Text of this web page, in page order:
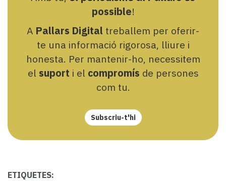
possible!
A Pallars Digital treballem per oferir-
te una informació rigorosa, lliure i
honesta. Per mantenir-ho, necessitem
el suport i el compromís de persones
com tu.
Subscriu-t'hi
ETIQUETES: